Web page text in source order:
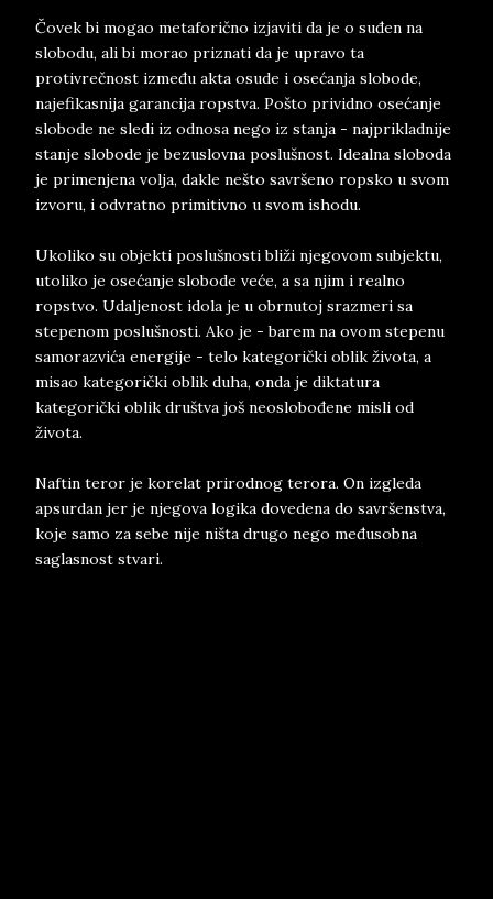
Čovek bi mogao metaforično izjaviti da je o suđen na
slobodu, ali bi morao priznati da je upravo ta
protivrečnost između akta osude i osećanja slobode,
najefikasnija garancija ropstva. Pošto prividno osećanje
slobode ne sledi iz odnosa nego iz stanja - najprikladnije
stanje slobode je bezuslovna poslušnost. Idealna sloboda
je primenjena volja, dakle nešto savršeno ropsko u svom
izvoru, i odvratno primitivno u svom ishodu.
Ukoliko su objekti poslušnosti bliži njegovom subjektu,
utoliko je osećanje slobode veće, a sa njim i realno
ropstvo. Udaljenost idola je u obrnutoj srazmeri sa
stepenom poslušnosti. Ako je - barem na ovom stepenu
samorazvića energije - telo kategorički oblik života, a
misao kategorički oblik duha, onda je diktatura
kategorički oblik društva još neoslobođene misli od
života.
Naftin teror je korelat prirodnog terora. On izgleda
apsurdan jer je njegova logika dovedena do savršenstva,
koje samo za sebe nije ništa drugo nego međusobna
saglasnost stvari.